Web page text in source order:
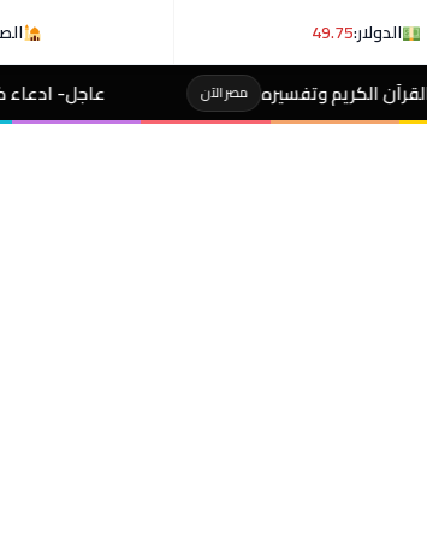
الدولار:49.75
مصر الآن عاجل- ادعاء كاذب وتلفيق تهمة..